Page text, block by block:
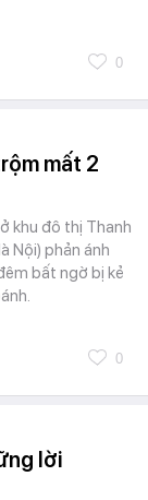
0
mất 2
khu đô thị Thanh
Nội) phản ánh
bất ngờ bị kẻ
0
lời